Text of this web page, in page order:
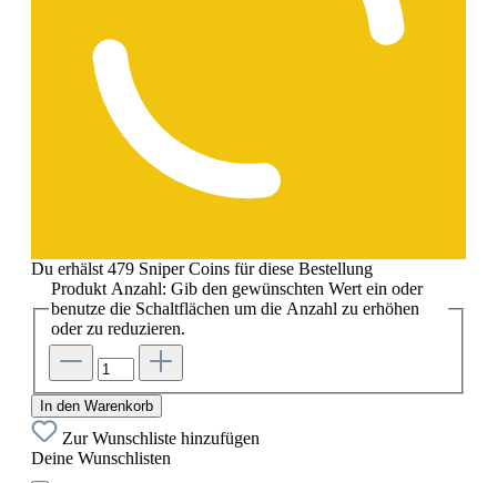
Du erhälst 479 Sniper Coins für diese Bestellung
Produkt Anzahl: Gib den gewünschten Wert ein oder
benutze die Schaltflächen um die Anzahl zu erhöhen
oder zu reduzieren.
In den Warenkorb
Zur Wunschliste hinzufügen
Deine Wunschlisten